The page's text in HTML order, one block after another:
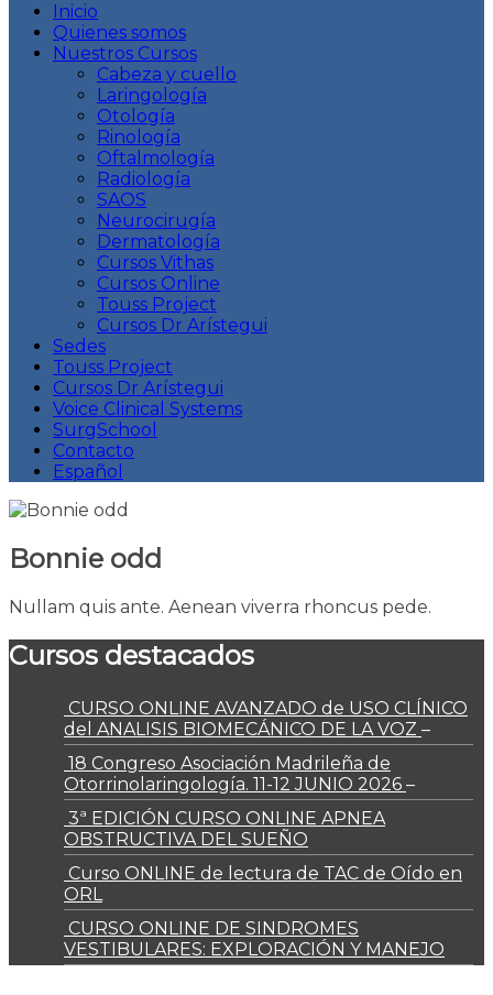
Inicio
Quienes somos
Nuestros Cursos
Cabeza y cuello
Laringología
Otología
Rinología
Oftalmología
Radiología
SAOS
Neurocirugía
Dermatología
Cursos Vithas
Cursos Online
Touss Project
Cursos Dr Arístegui
Sedes
Touss Project
Cursos Dr Arístegui
Voice Clinical Systems
SurgSchool
Contacto
Español
Bonnie odd
Nullam quis ante. Aenean viverra rhoncus pede.
Cursos destacados
CURSO ONLINE AVANZADO de USO CLÍNICO
del ANALISIS BIOMECÁNICO DE LA VOZ –
18 Congreso Asociación Madrileña de
Otorrinolaringología. 11-12 JUNIO 2026 –
3ª EDICIÓN CURSO ONLINE APNEA
OBSTRUCTIVA DEL SUEÑO
Curso ONLINE de lectura de TAC de Oído en
ORL
CURSO ONLINE DE SINDROMES
VESTIBULARES: EXPLORACIÓN Y MANEJO